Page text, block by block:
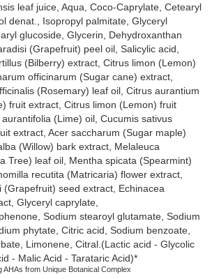
leaf juice, Aqua, Coco-Caprylate, Cetearyl
denat., Isopropyl palmitate, Glyceryl
glucoside, Glycerin, Dehydroxanthan
(Grapefruit) peel oil, Salicylic acid,
(Bilberry) extract, Citrus limon (Lemon)
officinarum (Sugar cane) extract,
(Rosemary) leaf oil, Citrus aurantium
fruit extract, Citrus limon (Lemon) fruit
(Lime) oil, Cucumis sativus
extract, Acer saccharum (Sugar maple)
(Willow) bark extract, Melaleuca
Tree) leaf oil, Mentha spicata (Spearmint)
recutita (Matricaria) flower extract,
(Grapefruit) seed extract, Echinacea
Glyceryl caprylate,
Sodium stearoyl glutamate, Sodium
phytate, Citric acid, Sodium benzoate,
Limonene, Citral.(Lactic acid - Glycolic
- Malic Acid - Tarataric Acid)*
AHAs from Unique Botanical Complex